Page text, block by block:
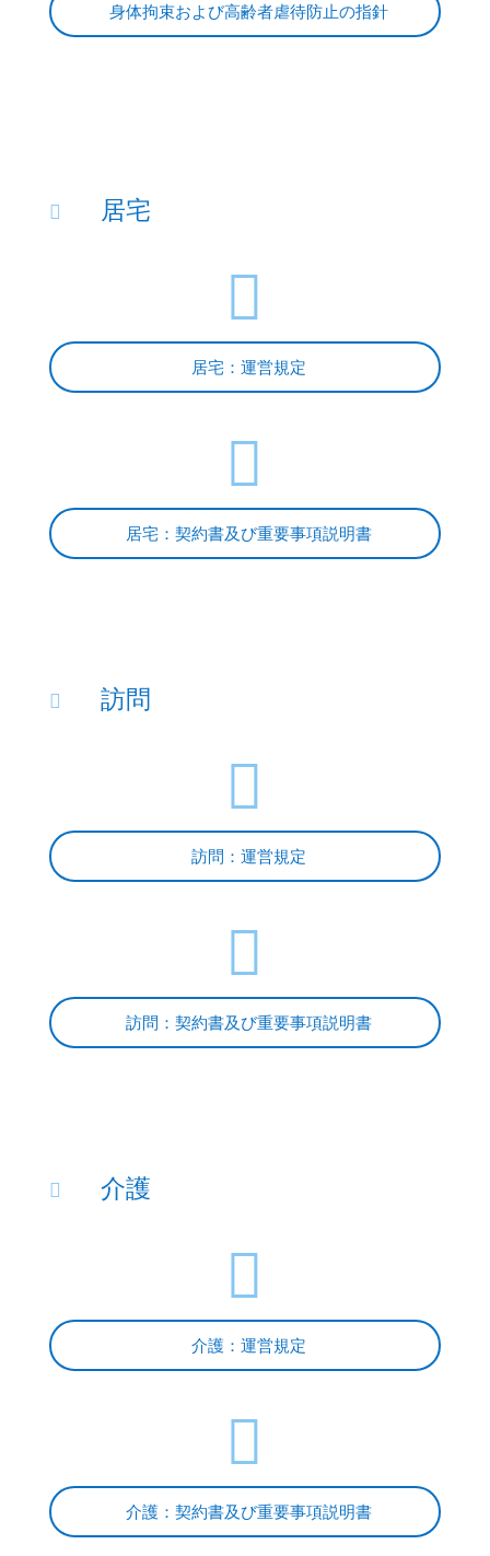
身体拘束および高齢者虐待防止の指針
 居宅

居宅：運営規定

居宅：契約書及び重要事項説明書
 訪問

訪問：運営規定

訪問：契約書及び重要事項説明書
 介護

介護：運営規定

介護：契約書及び重要事項説明書